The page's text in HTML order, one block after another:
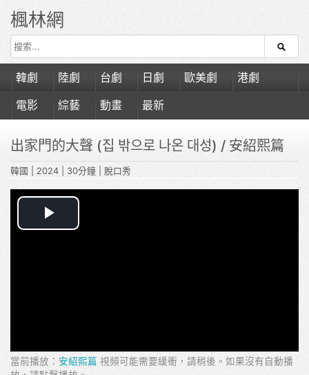
楓林網
韓劇 陸劇 台劇 日劇 歐美劇
港劇
電影
綜藝 動畫 最新
出家門的大聲 (집 밖으로 나온 대성) / 安紹熙篇
韓國 2024 30分鐘 脫口秀
Play
當前播放： 安紹熙篇 視頻可能需要緩衝，請稍後。如果沒有自動播